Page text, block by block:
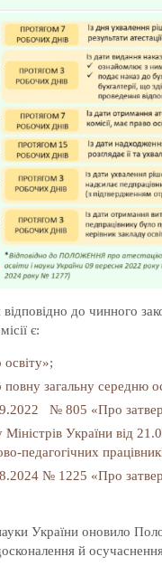
відповідно до чинного
є:
загальну середню
№ 805 «Про
України від
педагогічних
№ 1225 «Про
України оновило
й